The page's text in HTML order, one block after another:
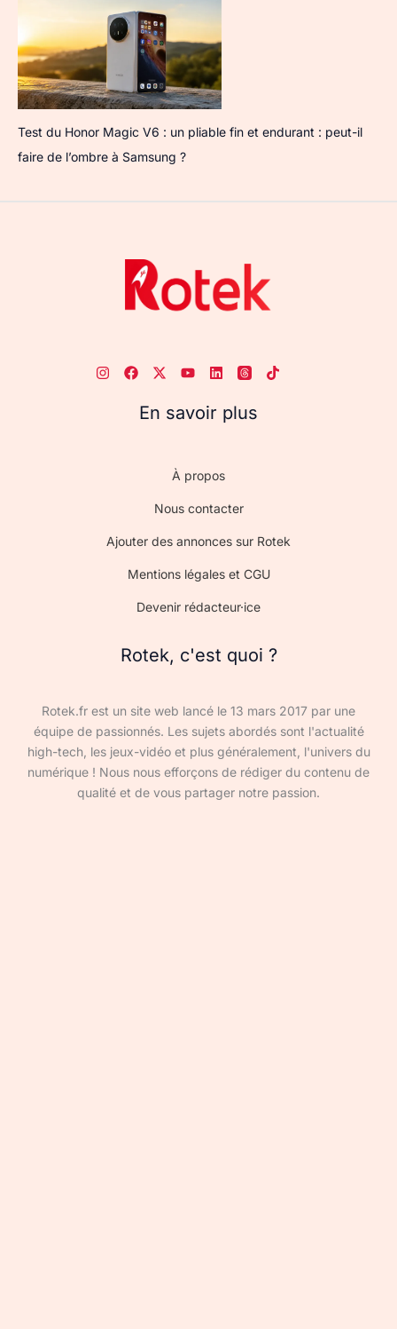
Test du Honor Magic V6 : un pliable fin et endurant : peut-il
faire de l’ombre à Samsung ?
En savoir plus
À propos
Nous contacter
Ajouter des annonces sur Rotek
Mentions légales et CGU
Devenir rédacteur·ice
Rotek, c'est quoi ?
Rotek.fr est un site web lancé le 13 mars 2017 par une
équipe de passionnés. Les sujets abordés sont l'actualité
high-tech, les jeux-vidéo et plus généralement, l'univers du
numérique ! Nous nous efforçons de rédiger du contenu de
qualité et de vous partager notre passion.